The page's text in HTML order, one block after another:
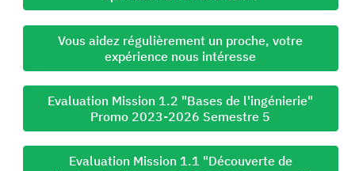
Vous aidez régulièrement un proche, votre
expérience nous intéresse
Evaluation Mission 1.2 "Bases de l'ingénierie"
Promo 2023-2026 Semestre 5
Evaluation Mission 1.1 "Découverte de